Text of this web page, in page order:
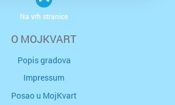
O MOJKVART
Popis gradova
Impressum
Posao u MojKvart
Na vrh stranice